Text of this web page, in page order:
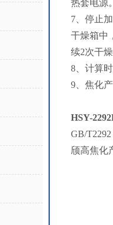
热套电源
7、停止
干燥箱中
续2次干
8、计算
9、焦化
HSY-
GB/
颀高焦化